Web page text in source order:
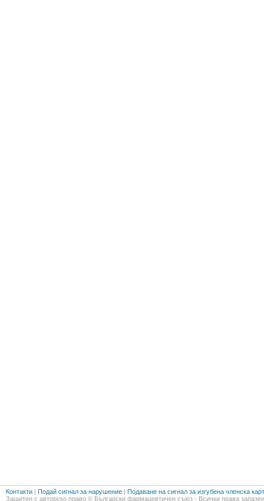
Контакти | Подай сигнал за нарушение | Подаване на сигнал за изгубена членска
Защитен с авторско право © Български фармацевтичен съюз - Всички права